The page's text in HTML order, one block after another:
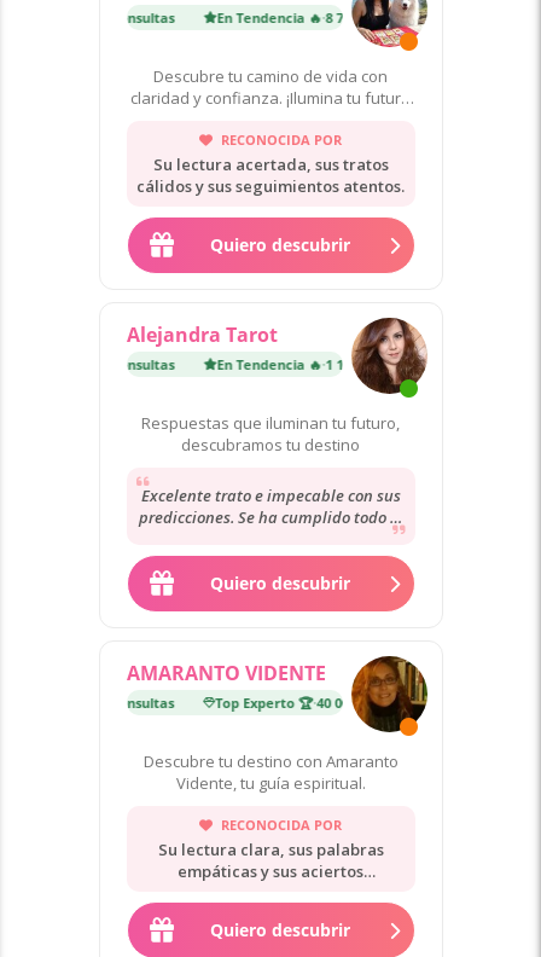
8 700 consultas En Tendencia 🔥· 8 700 consultas
Descubre tu camino de vida con
claridad y confianza. ¡Ilumina tu futuro
RECONOCIDA POR
Su lectura acertada, sus tratos
cálidos y sus seguimientos atentos.
Quiero descubrir
Alejandra Tarot
1 100 consultas En Tendencia 🔥· 1 100 consultas
Respuestas que iluminan tu futuro,
descubramos tu destino
Excelente trato e impecable con sus
predicciones. Se ha cumplido todo lo
agradecida
Quiero descubrir
AMARANTO VIDENTE
40 000 consultas Top Experto 🏆 ·40 000 consultas
Descubre tu destino con Amaranto
Vidente, tu guía espiritual.
RECONOCIDA POR
Su lectura clara, sus palabras
empáticas y sus aciertos
Quiero descubrir